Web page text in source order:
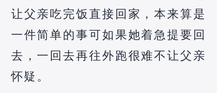
让父亲吃完饭直接回家，本来算是
一件简单的事可如果她着急提要回
去，一回去再往外跑很难不让父亲
怀疑。